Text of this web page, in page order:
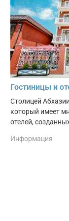
Гостиницы и
Столицей
который имеет
отелей,
Информация